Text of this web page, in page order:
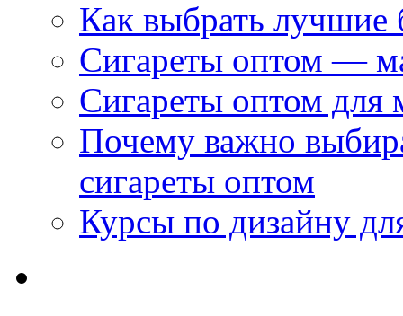
Как выбрать
Сигареты оптом —
Сигареты оптом для
Почему важно
сигареты оптом
Курсы по дизайну